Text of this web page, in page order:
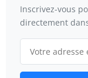
Inscrivez-vous
directement